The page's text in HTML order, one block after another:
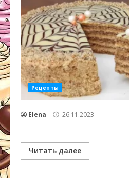
Рецепты
Elena 26.11.2023
Читать далее